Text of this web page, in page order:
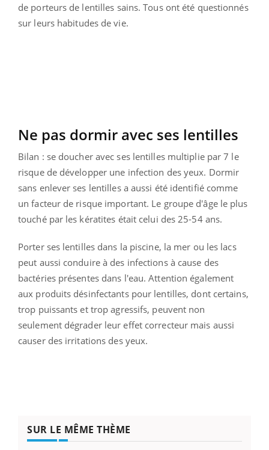
de porteurs de lentilles sains. Tous ont été questionnés
sur leurs habitudes de vie.
Ne pas dormir avec ses lentilles
Bilan : se doucher avec ses lentilles multiplie par 7 le
risque de développer une infection des yeux. Dormir
sans enlever ses lentilles a aussi été identifié comme
un facteur de risque important. Le groupe d'âge le plus
touché par les kératites était celui des 25-54 ans.
Porter ses lentilles dans la piscine, la mer ou les lacs
peut aussi conduire à des infections à cause des
bactéries présentes dans l'eau. Attention également
aux produits désinfectants pour lentilles, dont certains,
trop puissants et trop agressifs, peuvent non
seulement dégrader leur effet correcteur mais aussi
causer des irritations des yeux.
SUR LE MÊME THÈME